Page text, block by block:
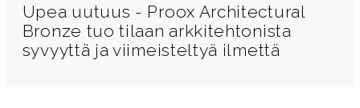
Upea uutuus - Proox Architectural
Bronze tuo tilaan arkkitehtonista
syvyyttä ja viimeisteltyä ilmettä